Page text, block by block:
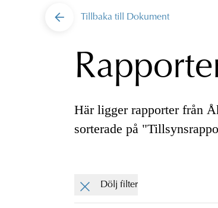
Tillbaka till Dokument
Här ligger rapporter från
sorterade på
Dölj filter